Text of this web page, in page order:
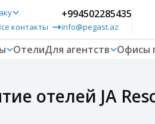
контакты
+994502285435
info@pegast.az
ОтелиДля агентств Офисы
отелей JA